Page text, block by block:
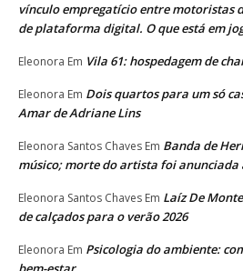
vínculo empregatício entre motoristas
de plataforma digital. O que está em
Eleonora Em Vila 61: hospedagem de
Eleonora Em Dois quartos para um só
Amar de Adriane Lins
Eleonora Santos Chaves Em Banda de
músico; morte do artista foi anunciada
Eleonora Santos Chaves Em Laíz De
de calçados para o verão 2026
Eleonora Em Psicologia do ambiente: